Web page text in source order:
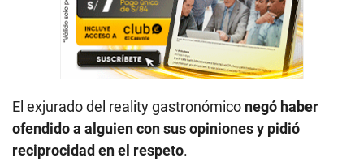
El exjurado del reality gastronómico negó haber
ofendido a alguien con sus opiniones y pidió
reciprocidad en el respeto.